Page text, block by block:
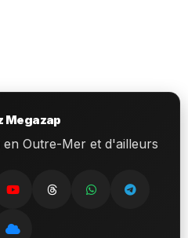
Megazap
Outre-Mer et d'ailleurs